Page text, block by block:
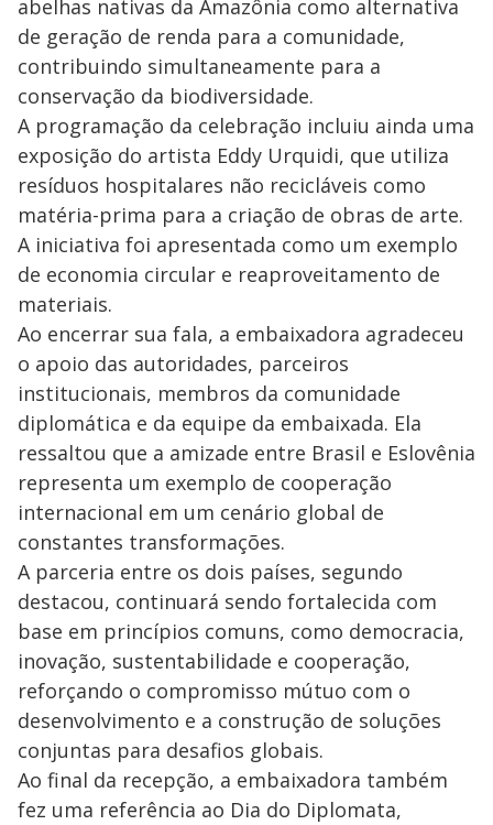
abelhas nativas da Amazônia como alternativa
de geração de renda para a comunidade,
contribuindo simultaneamente para a
conservação da biodiversidade.
A programação da celebração incluiu ainda uma
exposição do artista Eddy Urquidi, que utiliza
resíduos hospitalares não recicláveis como
matéria-prima para a criação de obras de arte.
A iniciativa foi apresentada como um exemplo
de economia circular e reaproveitamento de
materiais.
Ao encerrar sua fala, a embaixadora agradeceu
o apoio das autoridades, parceiros
institucionais, membros da comunidade
diplomática e da equipe da embaixada. Ela
ressaltou que a amizade entre Brasil e Eslovênia
representa um exemplo de cooperação
internacional em um cenário global de
constantes transformações.
A parceria entre os dois países, segundo
destacou, continuará sendo fortalecida com
base em princípios comuns, como democracia,
inovação, sustentabilidade e cooperação,
reforçando o compromisso mútuo com o
desenvolvimento e a construção de soluções
conjuntas para desafios globais.
Ao final da recepção, a embaixadora também
fez uma referência ao Dia do Diplomata,